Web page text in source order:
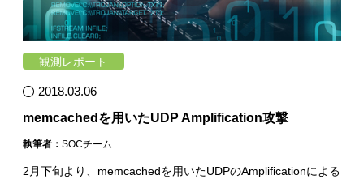
観測レポート
2018.03.06
memcachedを用いたUDP Amplification攻撃
執筆者： SOCチーム
2月下旬より、memcachedを用いたUDPのAmplificationによる